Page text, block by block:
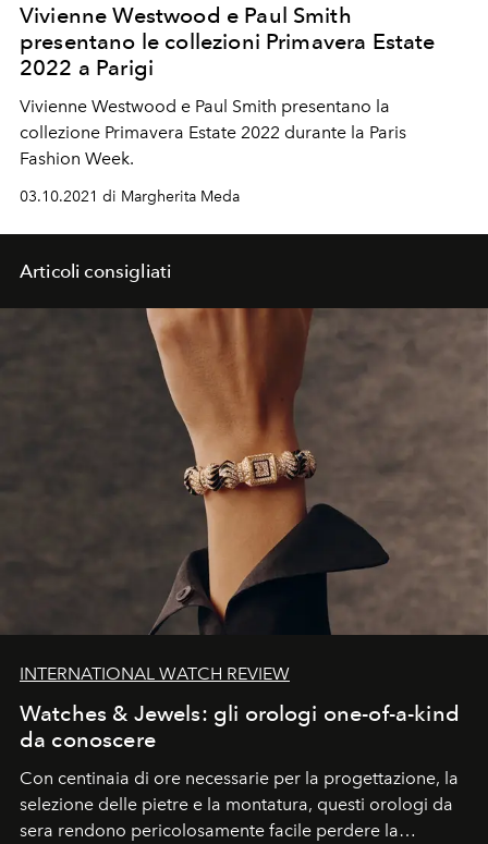
Vivienne Westwood e Paul Smith
presentano le collezioni Primavera Estate
2022 a Parigi
Vivienne Westwood e Paul Smith presentano la
collezione Primavera Estate 2022 durante la Paris
Fashion Week.
03.10.2021 di Margherita Meda
Articoli consigliati
INTERNATIONAL WATCH REVIEW
Watches & Jewels: gli orologi one-of-a-kind
da conoscere
Con centinaia di ore necessarie per la progettazione, la
selezione delle pietre e la montatura, questi orologi da
sera rendono pericolosamente facile perdere la